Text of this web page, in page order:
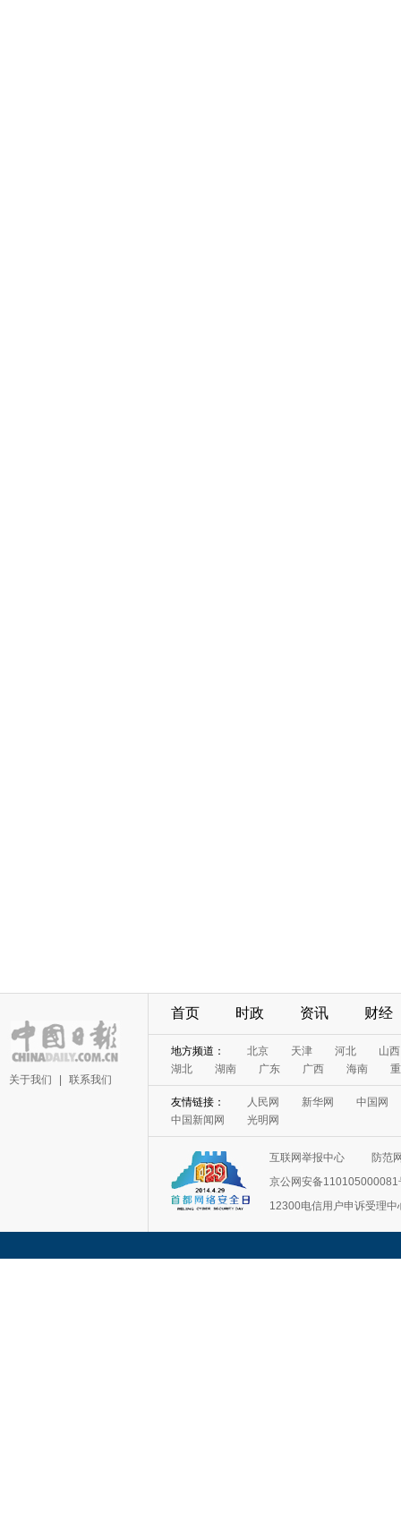
关于我们 联系我们
首页 时政 资讯 财经
地方频道： 北京 天津 河北
山西
湖北
湖南 广东 广西 海南
友情链接： 人民网 新华网
中国网
中国新闻网
光明网
互联网举报中心
防范
京公网安备110105000081
12300电信用户申诉受理中